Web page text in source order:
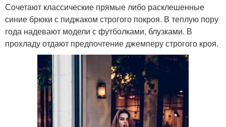
Сочетают классические прямые либо расклешенные
синие брюки с пиджаком строгого покроя. В теплую пору
года надевают модели с футболками, блузками. В
прохладу отдают предпочтение джемперу строгого кроя.